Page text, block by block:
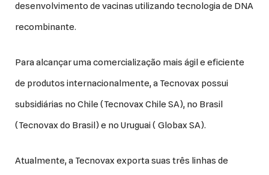
desenvolvimento de vacinas utilizando tecnologia de DNA
recombinante.
Para alcançar uma comercialização mais ágil e eficiente
de produtos internacionalmente, a Tecnovax possui
subsidiárias no Chile (Tecnovax Chile SA), no Brasil
(Tecnovax do Brasil) e no Uruguai ( Globax SA).
Atualmente, a Tecnovax exporta suas três linhas de